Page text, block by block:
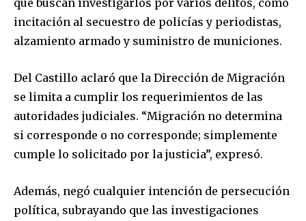
incitación al secuestro de policías y periodistas,
alzamiento armado y suministro de municiones.
Del Castillo aclaró que la Dirección de Migración
se limita a cumplir los requerimientos de las
autoridades judiciales. “Migración no determina
si corresponde o no corresponde; simplemente
cumple lo solicitado por la justicia”, expresó.
Además, negó cualquier intención de persecución
política, subrayando que las investigaciones